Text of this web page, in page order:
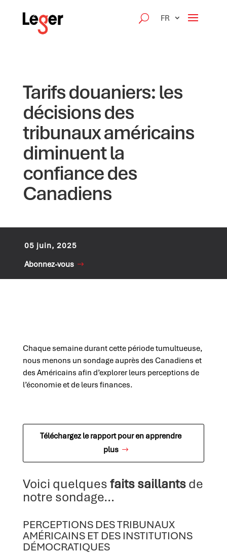
FR
Tarifs douaniers: les
décisions des
tribunaux américains
diminuent la
confiance des
Canadiens
05 juin, 2025
Abonnez-vous
Chaque semaine durant cette période tumultueuse,
nous menons un sondage auprès des Canadiens et
des Américains afin d’explorer leurs perceptions de
l’économie et de leurs finances.
Téléchargez le rapport pour en apprendre
plus
Voici quelquesfaits saillantsde
notre sondage…
PERCEPTIONS DES TRIBUNAUX
AMÉRICAINS ET DES INSTITUTIONS
DÉMOCRATIQUES